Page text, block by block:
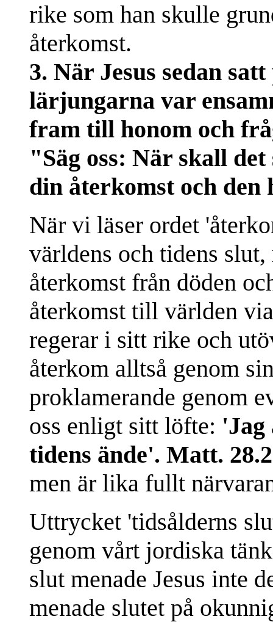
rike som han skulle
återkomst.
3. När Jesus sedan
lärjungarna var
fram till honom och
"Säg oss: När skall
din återkomst och den
När vi läser ordet
världens och tidens slut,
återkomst från döden
återkomst till världen
regerar i sitt rike och
återkom alltså genom
proklamerande genom
oss enligt sitt löfte: 'Jag
tidens ände'. Matt.
men är lika fullt
Uttrycket 'tidsålderns
genom vårt jordiska
slut menade Jesus inte
menade slutet på